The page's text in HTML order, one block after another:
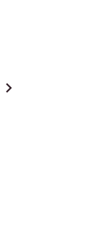
chevron_right